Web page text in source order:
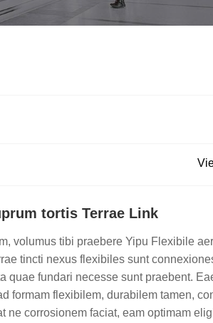
বাংলা ভাষার
Dansk
tortis Terrae Link
volumus tibi praebere Yipu Flexibile
tincti nexus flexibiles sunt
quae fundari necesse sunt praebent.
formam flexibilem, durabilem tamen,
ne corrosionem faciat, eam optimam